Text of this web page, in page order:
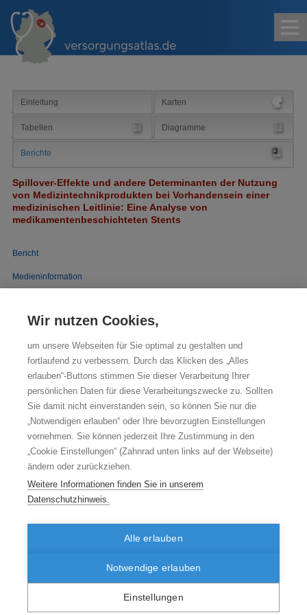
Suche
Einleitung Karten
Tabellen Diagramme
Berichte
Spillover-Effekte und andere Determinanten der Nutzung
von Medizintechnikprodukten bei Vorhandensein einer
medizinischen Leitlinie: Eine Analyse von
medikamentenbeschichteten Stents
Bericht
Medieninformation
Effekte und andere Determinanten der Nutzung von
Eine Analyse von medikamentenbeschichteten Stents. Zentralinstitut für die
kassenärztliche Versorgung in Deutschland (Zi). Versorgungsatlas-Bericht
Nr. 23/03. Berlin 2023. URL:https://doi.org/10.20364/VA-23.03
zum Seitenanfang
Impressum
Wir nutzen Cookies,
um unsere Webseiten für Sie optimal zu gestalten und
fortlaufend zu verbessern. Durch das Klicken des „Alles
erlauben“-Buttons stimmen Sie dieser Verarbeitung Ihrer
persönlichen Daten für diese Verarbeitungszwecke zu. Sollten
Sie damit nicht einverstanden sein, so können Sie nur die
„Notwendigen erlauben“ oder Ihre bevorzugten Einstellungen
vornehmen. Sie können jederzeit Ihre Zustimmung in den
„Cookie Einstellungen“ (Zahnrad unten links auf der Webseite)
ändern oder zurückziehen.
Weitere Informationen finden Sie in unserem
Datenschutzhinweis.
Alle erlauben
Notwendige erlauben
Einstellungen